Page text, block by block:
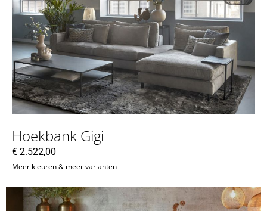
Hoekbank Gigi
€ 2.522,00
Meer kleuren & meer varianten